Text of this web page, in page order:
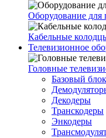
Оборудование для
Кабельные
Телевизионное
Головные
Базовый
Декодеры
Транскодеры
Энкодеры